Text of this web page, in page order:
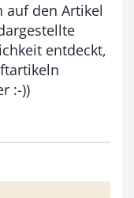
auf den Artikel
entdeckt,
:-))